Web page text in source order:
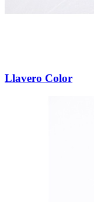
Llavero Color